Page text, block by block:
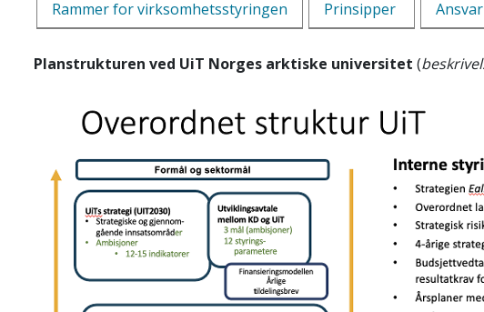
Rammer for virksomhetsstyringen Prinsipper
Planstrukturen ved UiT Norges arktiske universitet (